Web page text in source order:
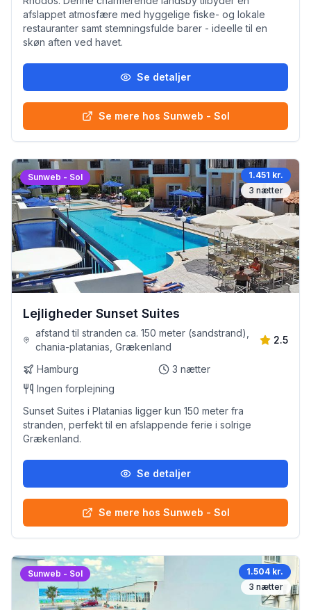
afslappet atmosfære med hyggelige fiske- og lokale
restauranter samt stemningsfulde barer - ideelle til en
skøn aften ved havet.
Se detaljer
Se mere hos Sunweb - Sol
Sunweb - Sol
1.451 kr.
3 nætter
Lejligheder Sunset Suites
afstand til stranden ca. 150 meter (sandstrand),
chania-platanias, Grækenland
2.5
Hamburg 3 nætter
Ingen forplejning
Sunset Suites i Platanias ligger kun 150 meter fra
stranden, perfekt til en afslappende ferie i solrige
Grækenland.
Se detaljer
Se mere hos Sunweb - Sol
Sunweb - Sol
1.504 kr.
3 nætter